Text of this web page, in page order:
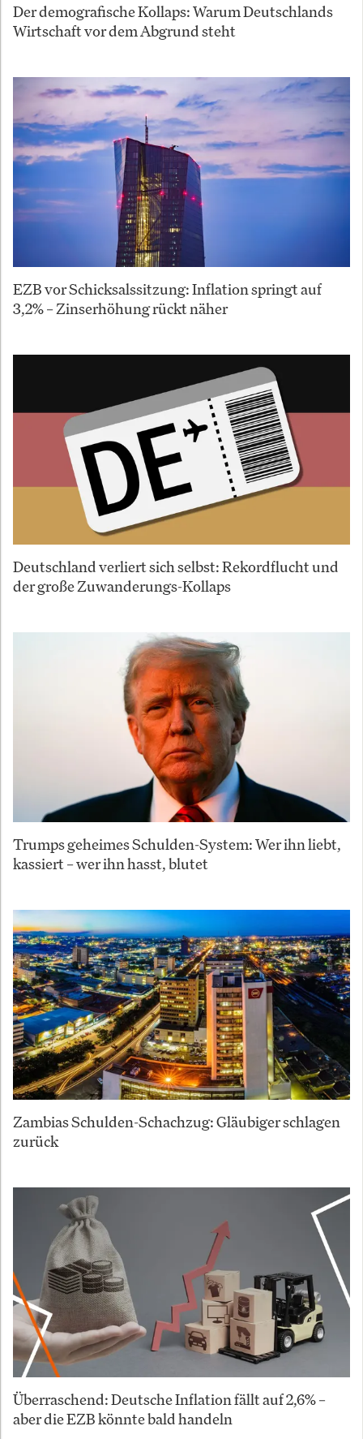
Der demografische Kollaps: Warum Deutschlands
Wirtschaft vor dem Abgrund steht
EZB vor Schicksalssitzung: Inflation springt auf
3,2% – Zinserhöhung rückt näher
Deutschland verliert sich selbst: Rekordflucht und
der große Zuwanderungs-Kollaps
Trumps geheimes Schulden-System: Wer ihn liebt,
kassiert – wer ihn hasst, blutet
Zambias Schulden-Schachzug: Gläubiger schlagen
zurück
Überraschend: Deutsche Inflation fällt auf 2,6% –
aber die EZB könnte bald handeln